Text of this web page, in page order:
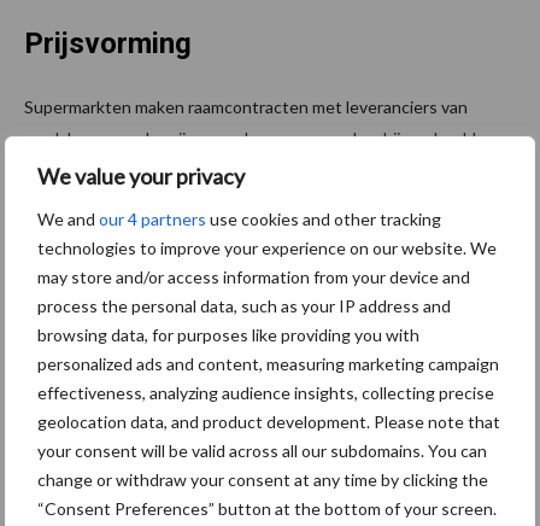
We value your privacy
We and our 4 partners use cookies and other tracking
technologies to improve your experience on our website. We
may store and/or access information from your device and
process the personal data, such as your IP address and
browsing data, for purposes like providing you with
personalized ads and content, measuring marketing campaign
effectiveness, analyzing audience insights, collecting precise
geolocation data, and product development. Please note that
your consent will be valid across all our subdomains. You can
change or withdraw your consent at any time by clicking the
“Consent Preferences” button at the bottom of your screen.
Prijsvorming
Supermarkten maken raamcontracten met leveranciers van
rundvlees over de prijs en andere voorwaarden, bijvoorbeeld over
aanvoervolumes tijdens bijzondere (piek)momenten. De
marktsituatie. Ondanks de seizoenspatronen volgen de prijzen af
boerderij van slachtrunderen, de producentenprijzen en de
mede verklaard door het grote belang van de import van
rundvlees voor de consumptie in Nederland. Daarbij komt dat de
inkoop van vlees slechts één van de kostencomponenten is bij de
productie van vlees en vleeswaren in de verwerkende industrie
en distributie via de retail. In het kader van het EU-
landbouwmarkt- en prijsbeleid is rundvlees jarenlang een
beschermd product geweest, waarbij de overheid de prijs